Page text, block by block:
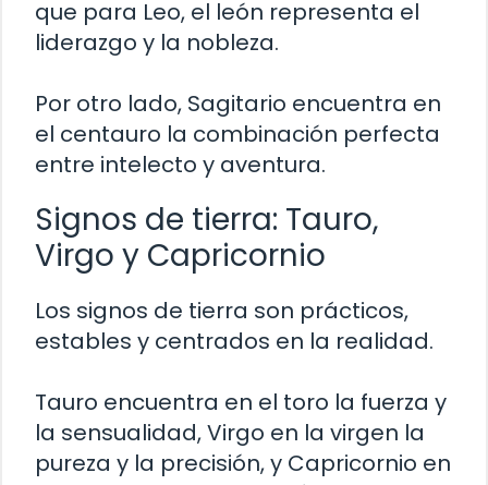
que para Leo, el león representa el
liderazgo y la nobleza.
Por otro lado, Sagitario encuentra en
el centauro la combinación perfecta
entre intelecto y aventura.
Signos de tierra: Tauro,
Virgo y Capricornio
Los signos de tierra son prácticos,
estables y centrados en la realidad.
Tauro encuentra en el toro la fuerza y
la sensualidad, Virgo en la virgen la
pureza y la precisión, y Capricornio en